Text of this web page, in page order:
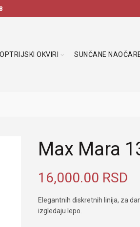
OKVIRI SUNČANE
Max Mara
16,000.00 RSD
Elegantnih diskretnih linija, za
izgledaju lepo.